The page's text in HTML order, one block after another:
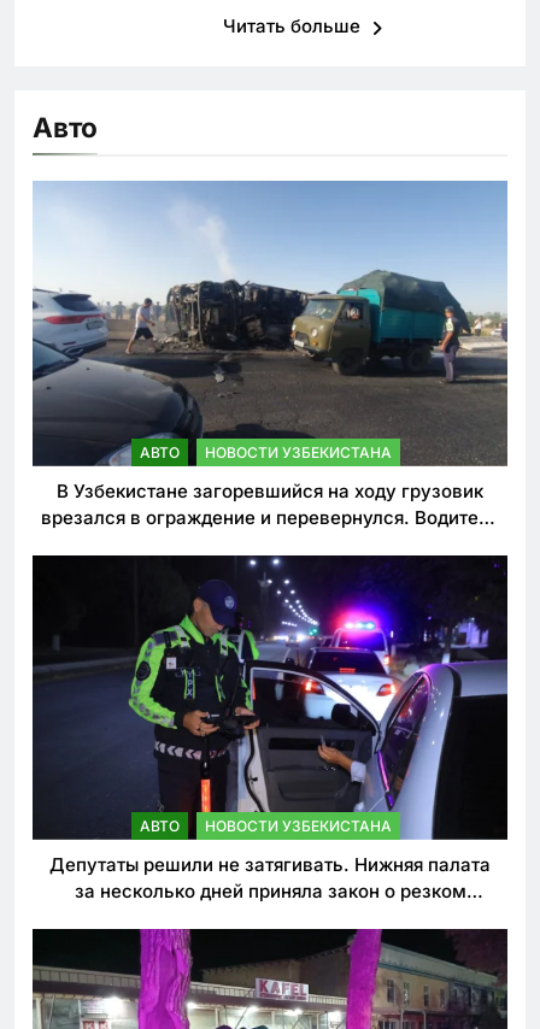
Читать больше
Авто
АВТО НОВОСТИ УЗБЕКИСТАНА
В Узбекистане загоревшийся на ходу грузовик
врезался в ограждение и перевернулся. Водитель
АВТО НОВОСТИ УЗБЕКИСТАНА
Депутаты решили не затягивать. Нижняя палата
за несколько дней приняла закон о резком